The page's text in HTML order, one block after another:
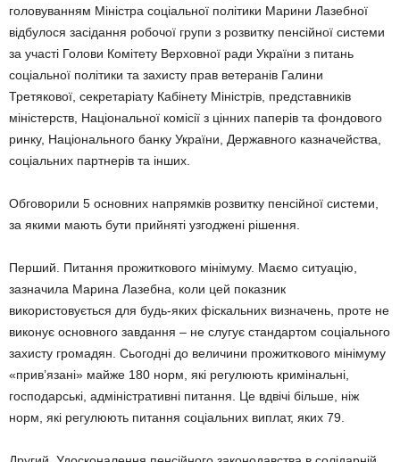
головуванням Міністра соціальної політики Марини Лазебної
відбулося засідання робочої групи з розвитку пенсійної системи
за участі Голови Комітету Верховної ради України з питань
соціальної політики та захисту прав ветеранів Галини
Третякової, секретаріату Кабінету Міністрів, представників
міністерств, Національної комісії з цінних паперів та фондового
ринку, Національного банку України, Державного казначейства,
соціальних партнерів та інших.
Обговорили 5 основних напрямків розвитку пенсійної системи,
за якими мають бути прийняті узгоджені рішення.
Перший. Питання прожиткового мінімуму. Маємо ситуацію,
зазначила Марина Лазебна, коли цей показник
використовується для будь-яких фіскальних визначень, проте не
виконує основного завдання – не слугує стандартом соціального
захисту громадян. Сьогодні до величини прожиткового мінімуму
«прив’язані» майже 180 норм, які регулюють кримінальні,
господарські, адміністративні питання. Це вдвічі більше, ніж
норм, які регулюють питання соціальних виплат, яких 79.